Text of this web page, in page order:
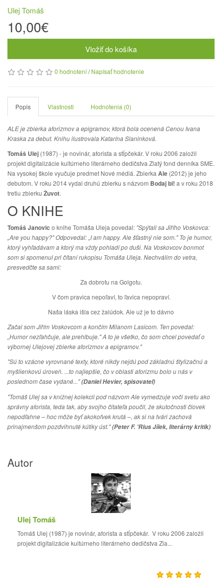
Ulej Tomáš
10,00€
Vložiť do košíka
0 hodnotení/Napísať hodnotenie
Popis Vlastnosti Hodnotenia (0)
ALE je zbierka aforizmov a epigramov, ktorá bola ocenená Cenou Ivana
Kraska za debut. Knihu ilustrovala Katarína Slaninková.
Tomáš Ulej (1987) - je novinár, aforista a stĺpčekár. V roku 2006 založil
projekt digitalizácie kultúrneho literárneho dedičstva Zlatý fond denníka SME.
Na vysokej škole vyučuje predmet Nové médiá. Zbierka Ale (2012) je jeho
debutom. V roku 2014 vydal druhú zbierku s názvom Bodaj bi! a v roku 2018
tretiu zbierku Žuvot.
O KNIHE
Tomáš Janovic o knihe Tomáša Uleja povedal: "Spýtali sa Jiřího Voskovca:
„Are you happy?" Odpovedal: „I am happy. Ale šťastný nie som." To je humor,
ktorý vyhľadávam a ktorý ma vždy pohladí po duši. Na Voskovcov bonmot
som si spomenul pri čítaní rukopisu Tomáša Uleja. Nechválim do vetra,
presvedčte sa sami:
Za dobrotu na Golgotu.
V čom pravica nepoľaví, to ľavica nepopraví.
Naša láska išla cez žalúdok. Ale už je to dávno
Začal som Jiřím Voskovcom a končím Milanom Lasicom. Ten povedal:
„Humor nezľahčuje, ale prehlbuje."A to je všetko, čo som chcel povedať o
výbornej Ulejovej zbierke aforizmov a epigramov."
"Sú to vzácne vyrovnané texty, ktoré nikdy nejdú pod základnú štylizačnú a
myšlienkovú úroveň. ...to najlepšie, čo v oblasti aforizmu bolo u nás v
poslednom čase vydané..."(Daniel Hevier, spisovateľ)
"Tomáš Ulej sa v knižnej kolekcii pod názvom Ale vymedzuje voči svetu ako
správny aforista, teda tak, aby svojho čitateľa poučil, že skutočnosti človek
nepodľahne – hoc môže byť akokoľvek krutá –, ak si na tvári zachová
prinajmenšom pozdvihnuté kútiky úst."(Peter F. 'Rius Jílek, literárny kritik)
Autor
Ulej Tomáš
Tomáš Ulej (1987) je novinár, aforista a stĺpčekár. V roku 2006 založil
projekt digitalizácie kultúrneho literárneho dedičstva Zla...